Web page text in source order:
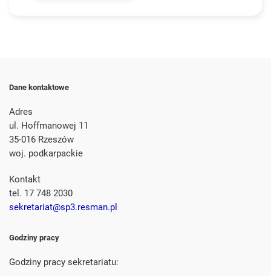
Dane kontaktowe
Adres
ul. Hoffmanowej 11
35-016 Rzeszów
woj. podkarpackie
Kontakt
tel. 17 748 2030
sekretariat@sp3.resman.pl
Godziny pracy
Godziny pracy sekretariatu: